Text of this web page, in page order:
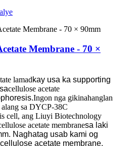
Membrane - 70 ×
lamadkay usa ka supporting
cellulose acetate
Ingon nga gikinahanglan
sa DYCP-38C
cell, ang Liuyi Biotechnology
acetate membranesa laki
Naghatag usab kami og
acetate membrane.